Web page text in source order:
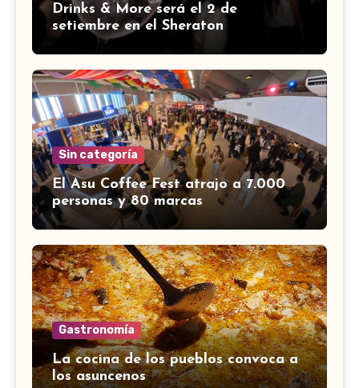
Drinks & More será el 2 de
setiembre en el Sheraton
Sin categoría
El Asu Coffee Fest atrajo a 7.000
personas y 80 marcas
Gastronomía
La cocina de los pueblos convoca a
los asuncenos